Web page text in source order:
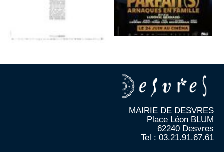
MAIRIE DE DESVRES
Place Léon BLUM
62240 Desvres
Tel : 03.21.91.67.61